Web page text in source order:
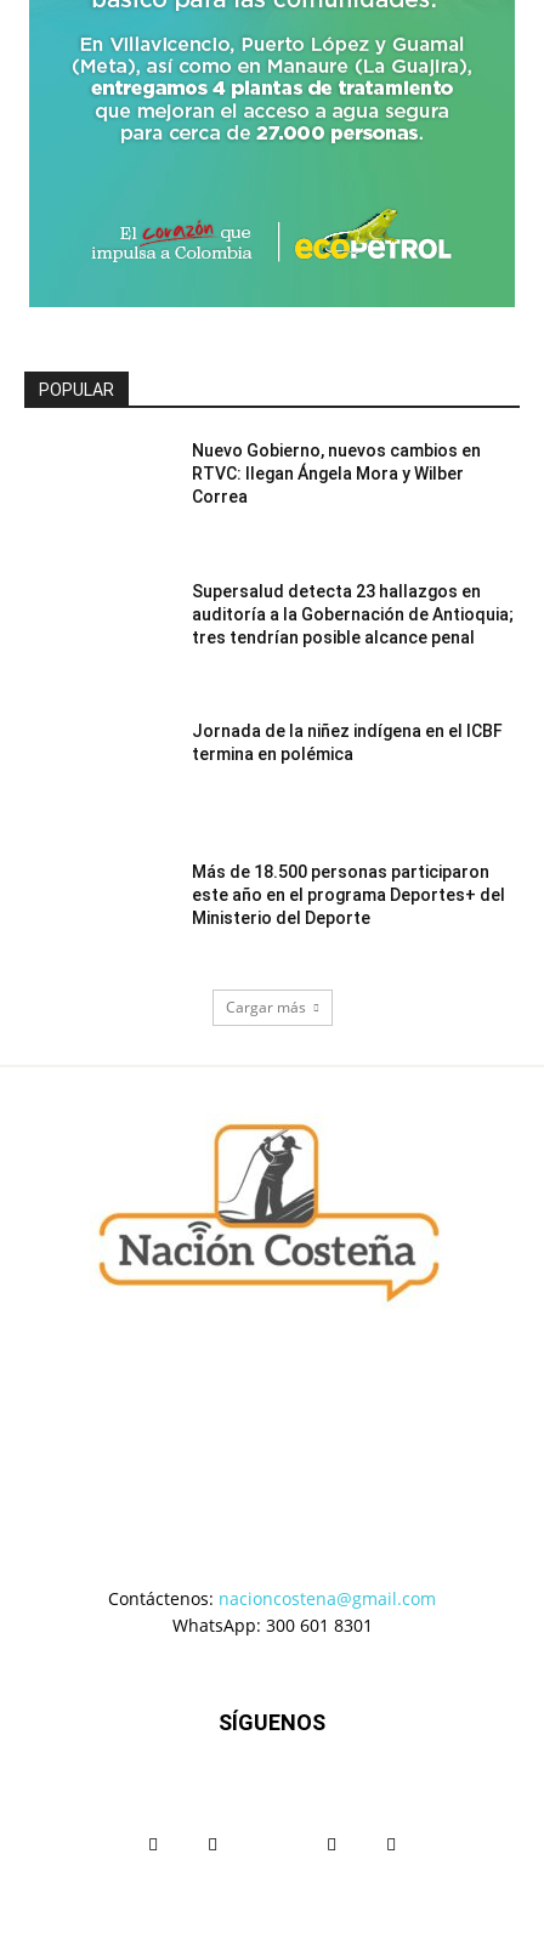
POPULAR
Nuevo Gobierno, nuevos cambios en
RTVC: llegan Ángela Mora y Wilber
Correa
Supersalud detecta 23 hallazgos en
auditoría a la Gobernación de Antioquia;
tres tendrían posible alcance penal
Jornada de la niñez indígena en el ICBF
termina en polémica
Más de 18.500 personas participaron
este año en el programa Deportes+ del
Ministerio del Deporte
Cargar más
Contáctenos: nacioncostena@gmail.com
WhatsApp: 300 601 8301
SÍGUENOS